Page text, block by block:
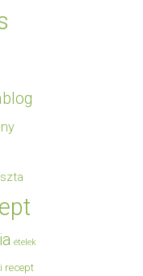
ételek
recept